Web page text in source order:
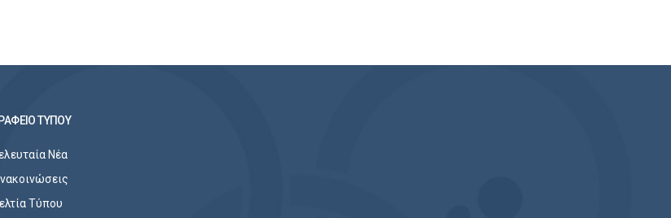
ΤΥΠΟΥ
Νέα
Τύπου